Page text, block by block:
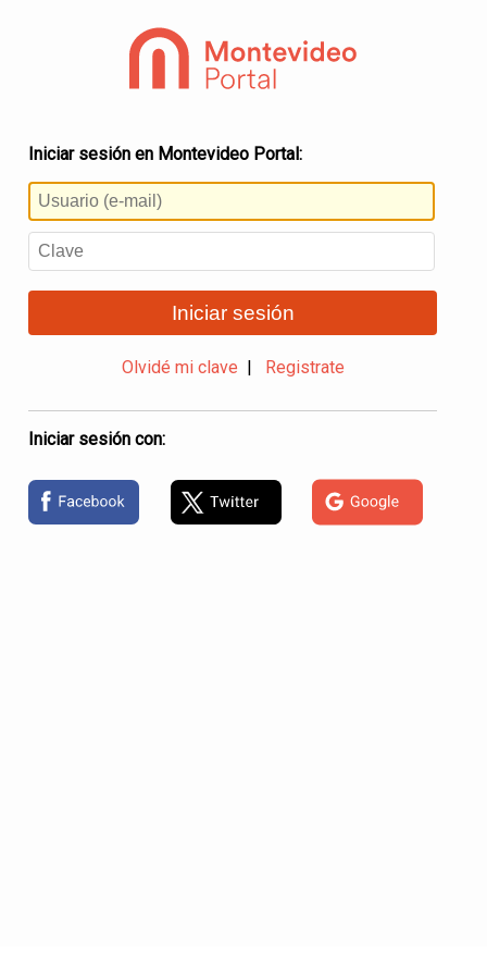
Iniciar sesión en Montevideo Portal:
Iniciar sesión
Olvidé mi clave Registrate
Iniciar sesión con: